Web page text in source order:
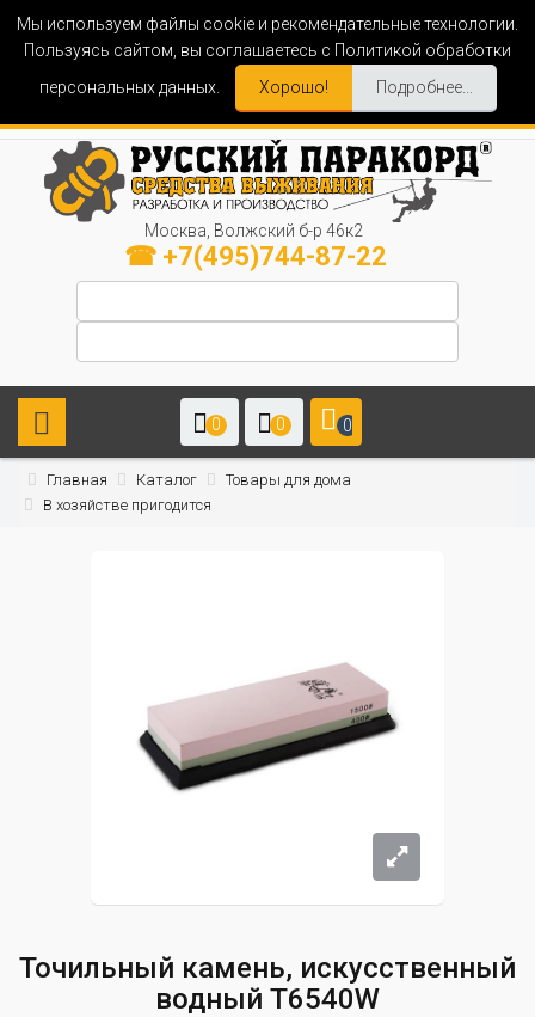
Мы используем файлы cookie и рекомендательные технологии.
Пользуясь сайтом, вы соглашаетесь с Политикой обработки
персональных данных.
Хорошо! Подробнее...
Москва, Волжский б-р 46к2
☎ +7(495)744-87-22
0 0 0
Главная Каталог
Товары для дома
В хозяйстве пригодится
Точильный камень, искусственный
водный T6540W